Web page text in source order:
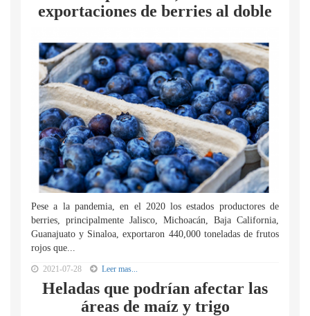
exportaciones de berries al doble
Pese a la pandemia, en el 2020 los estados productores de
berries, principalmente Jalisco, Michoacán, Baja California,
Guanajuato y Sinaloa, exportaron 440,000 toneladas de frutos
rojos que...
2021-07-28 Leer mas...
Heladas que podrían afectar las
áreas de maíz y trigo